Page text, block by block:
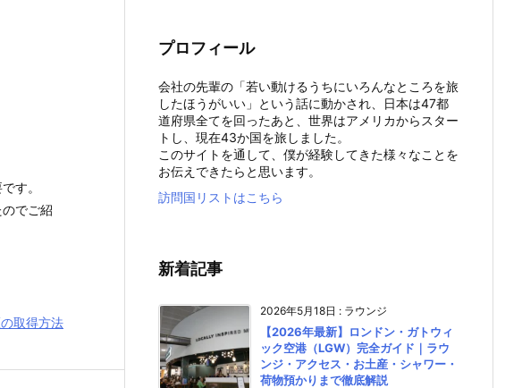
す。
でご紹
取得方法
プロフィール
会社の先輩の「若い動けるうちにいろんなところを旅
したほうがいい」という話に動かされ、日本は47都
道府県全てを回ったあと、世界はアメリカからスター
トし、現在43か国を旅しました。
このサイトを通して、僕が経験してきた様々なことを
お伝えできたらと思います。
訪問国リストはこちら
新着記事
2026年5月18日 : ラウンジ
【2026年最新】ロンドン・ガトウィ
ック空港（LGW）完全ガイド｜ラウ
ンジ・アクセス・お土産・シャワー・
荷物預かりまで徹底解説